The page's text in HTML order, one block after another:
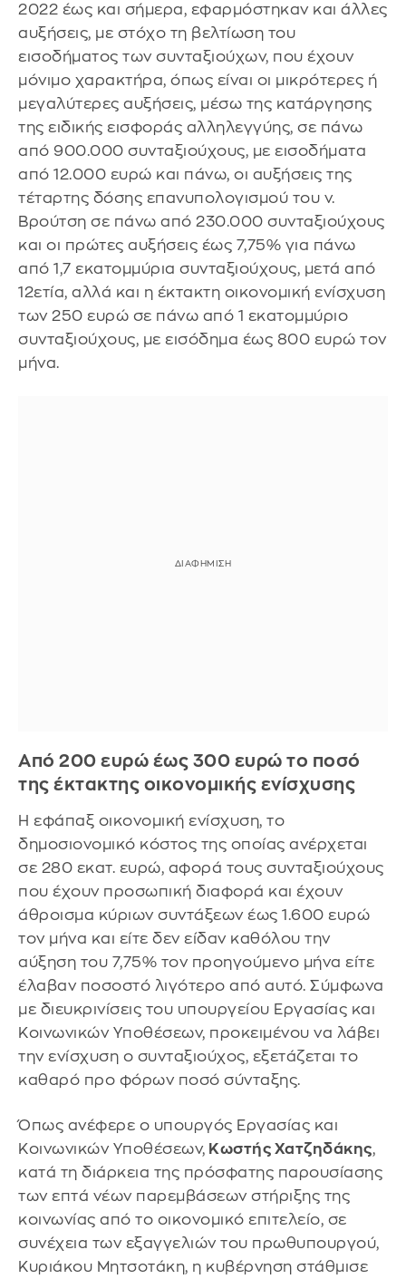
2022 έως και σήμερα, εφαρμόστηκαν και άλλες
αυξήσεις, με στόχο τη βελτίωση του
εισοδήματος των συνταξιούχων, που έχουν
μόνιμο χαρακτήρα, όπως είναι οι μικρότερες ή
μεγαλύτερες αυξήσεις, μέσω της κατάργησης
της ειδικής εισφοράς αλληλεγγύης, σε πάνω
από 900.000 συνταξιούχους, με εισοδήματα
από 12.000 ευρώ και πάνω, οι αυξήσεις της
τέταρτης δόσης επανυπολογισμού του ν.
Βρούτση σε πάνω από 230.000 συνταξιούχους
και οι πρώτες αυξήσεις έως 7,75% για πάνω
από 1,7 εκατομμύρια συνταξιούχους, μετά από
12ετία, αλλά και η έκτακτη οικονομική ενίσχυση
των 250 ευρώ σε πάνω από 1 εκατομμύριο
συνταξιούχους, με εισόδημα έως 800 ευρώ τον
μήνα.
Από 200 ευρώ έως 300 ευρώ το ποσό
της έκτακτης οικονομικής ενίσχυσης
Η εφάπαξ οικονομική ενίσχυση, το
δημοσιονομικό κόστος της οποίας ανέρχεται
σε 280 εκατ. ευρώ, αφορά τους συνταξιούχους
που έχουν προσωπική διαφορά και έχουν
άθροισμα κύριων συντάξεων έως 1.600 ευρώ
τον μήνα και είτε δεν είδαν καθόλου την
αύξηση του 7,75% τον προηγούμενο μήνα είτε
έλαβαν ποσοστό λιγότερο από αυτό. Σύμφωνα
με διευκρινίσεις του υπουργείου Εργασίας και
Κοινωνικών Υποθέσεων, προκειμένου να λάβει
την ενίσχυση ο συνταξιούχος, εξετάζεται το
καθαρό προ φόρων ποσό σύνταξης.
Όπως ανέφερε ο υπουργός Εργασίας και
Κοινωνικών Υποθέσεων, Κωστής Χατζηδάκης,
κατά τη διάρκεια της πρόσφατης παρουσίασης
των επτά νέων παρεμβάσεων στήριξης της
κοινωνίας από το οικονομικό επιτελείο, σε
συνέχεια των εξαγγελιών του πρωθυπουργού,
Κυριάκου Μητσοτάκη, η κυβέρνηση στάθμισε